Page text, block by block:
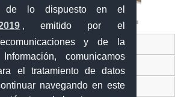
de lo dispuesto en el
, emitido por el
y de la
comunicamos
el tratamiento de datos
navegando en este
Única Virtual
Única de Comercio Exterior
Gobierno Abierto